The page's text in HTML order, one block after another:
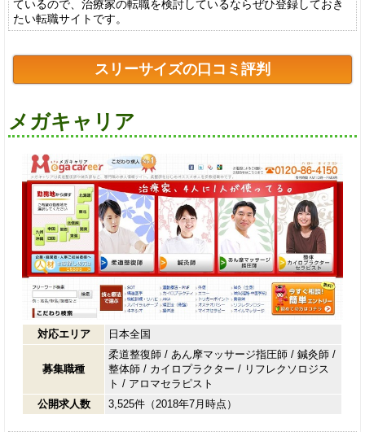
ているので、治療家の転職を検討しているならぜひ登録しておき
たい転職サイトです。
スリーサイズの口コミ評判
メガキャリア
対応エリア 日本全国
募集職種
柔道整復師 / あん摩マッサージ指圧師 /鍼灸師 /
整体師 / カイロプラクター / リフレクソロジス
ト / アロマセラピスト
公開求人数
3,525件（2018年7月時点）